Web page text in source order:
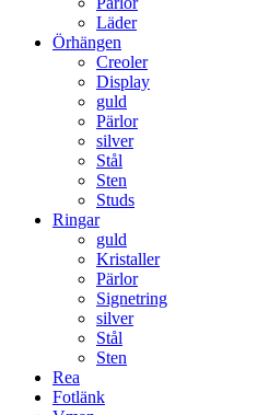
Läder
Örhängen
Creoler
Display
guld
Pärlor
silver
Stål
Sten
Studs
Ringar
guld
Kristaller
Pärlor
Signetring
silver
Stål
Sten
Rea
Fotlänk